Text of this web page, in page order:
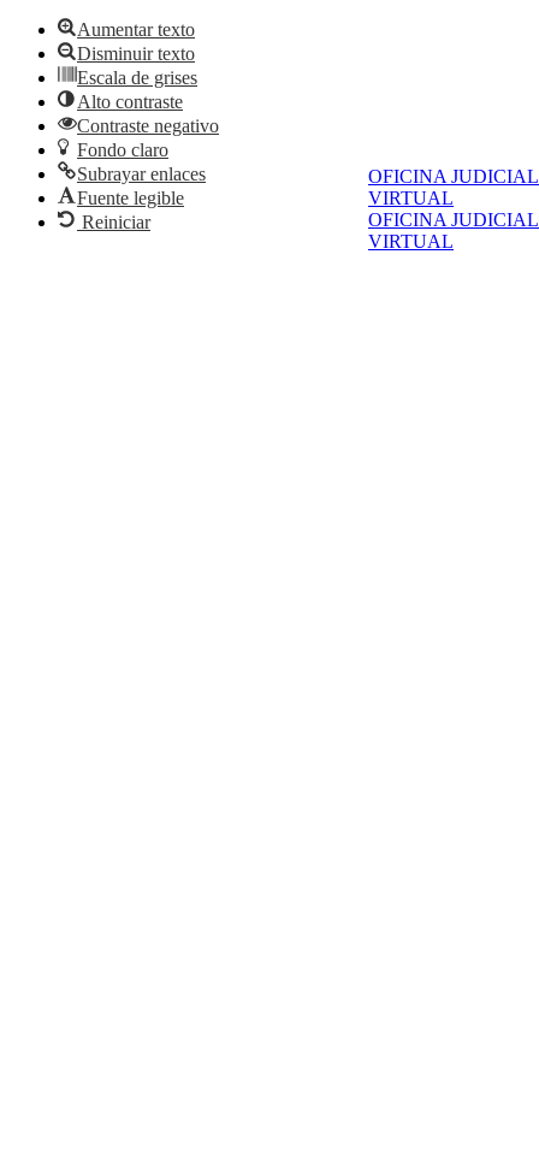
OFICINA JUDICIAL
VIRTUAL
OFICINA JUDICIAL
VIRTUAL
Aumentar texto
Disminuir texto
Escala de grises
Alto contraste
Contraste negativo
Fondo claro
Subrayar enlaces
Fuente legible
Reiniciar